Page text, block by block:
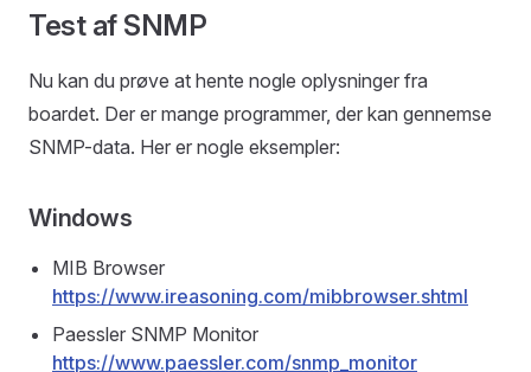
Test af SNMP
Nu kan du prøve at hente nogle oplysninger fra
boardet. Der er mange programmer, der kan gennemse
SNMP-data. Her er nogle eksempler:
Windows
MIB Browser
https://www.ireasoning.com/mibbrowser.shtml
Paessler SNMP Monitor
https://www.paessler.com/snmp_monitor